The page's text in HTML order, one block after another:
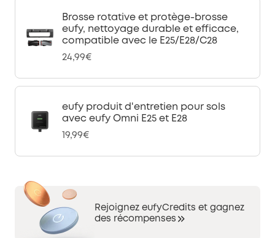
Brosse rotative et protège-brosse
eufy, nettoyage durable et efficace,
compatible avec le E25/E28/C28
24,99€
eufy produit d'entretien pour sols
avec eufy Omni E25 et E28
19,99€
Rejoignez eufyCredits et gagnez
des récompenses